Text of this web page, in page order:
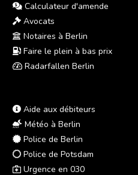
Calculateur d'amende
Avocats
Notaires à Berlin
Faire le plein à bas prix
Radarfallen Berlin
Aide aux débiteurs
Météo à Berlin
Police de Berlin
Police de Potsdam
Urgence en 030